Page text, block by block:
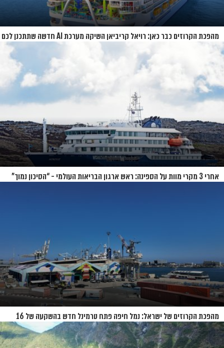
מהפכת הקרוזים כבר כאן: רויאל קריביאן השיקה מערכת AI חדשה שתתכנן לכם
את כל ההפלגה
אחרי 3 מקרי מוות על הספינה: ראש ארגון הבריאות העולמי - “הסיכון נמוך”
מהפכת הקרוזים של ישראל: נמל חיפה פתח טרמינל חדש בהשקעה של 16
מיליון שקל